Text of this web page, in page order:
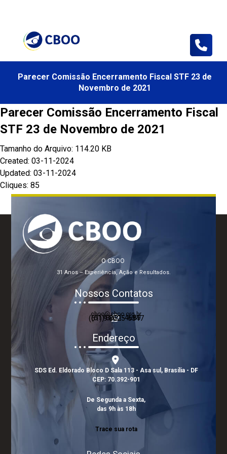
Parecer Comissão Encerramento Fiscal STF 23 de
Novembro de 2021
Parecer Comissão Encerramento Fiscal
STF 23 de Novembro de 2021
Tamanho do Arquivo: 114.20 KB
Created: 03-11-2024
Updated: 03-11-2024
Cliques: 85
O CBOO
31 Anos – Experiência, Ação e Resultados.
Nossos Contatos
(61) 3321-4689
(61) 9 8625-6347
cboo@cboo.org.br
Endereço
SDS Ed. Eldorado Bloco D Sala 113 - Asa sul, Brasília - DF
CEP: 70.392-901
De Segunda a Sexta,
das 9h às 18h
Trace sua rota